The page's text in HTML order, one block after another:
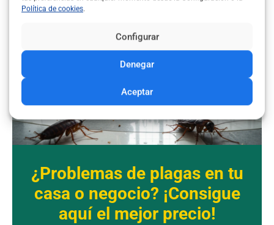
Política de cookies.
Aceptar
Denegar
Configurar
¿Problemas de plagas en tu
casa o negocio? ¡Consigue
aquí el mejor precio!